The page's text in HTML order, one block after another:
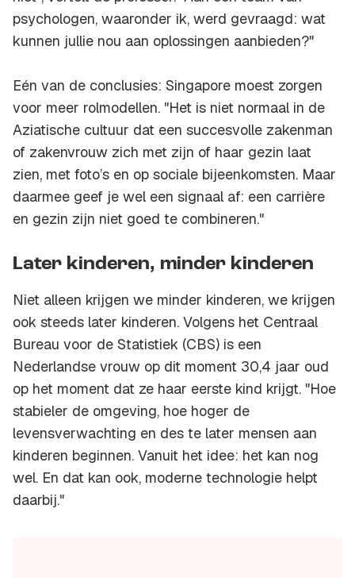
psychologen, waaronder ik, werd gevraagd: wat
kunnen jullie nou aan oplossingen aanbieden?"
Eén van de conclusies: Singapore moest zorgen
voor meer rolmodellen. "Het is niet normaal in de
Aziatische cultuur dat een succesvolle zakenman
of zakenvrouw zich met zijn of haar gezin laat
zien, met foto’s en op sociale bijeenkomsten. Maar
daarmee geef je wel een signaal af: een carrière
en gezin zijn niet goed te combineren."
Later kinderen, minder kinderen
Niet alleen krijgen we minder kinderen, we krijgen
ook steeds later kinderen. Volgens het Centraal
Bureau voor de Statistiek (CBS) is een
Nederlandse vrouw op dit moment 30,4 jaar oud
op het moment dat ze haar eerste kind krijgt. "Hoe
stabieler de omgeving, hoe hoger de
levensverwachting en des te later mensen aan
kinderen beginnen. Vanuit het idee: het kan nog
wel. En dat kan ook, moderne technologie helpt
daarbij."